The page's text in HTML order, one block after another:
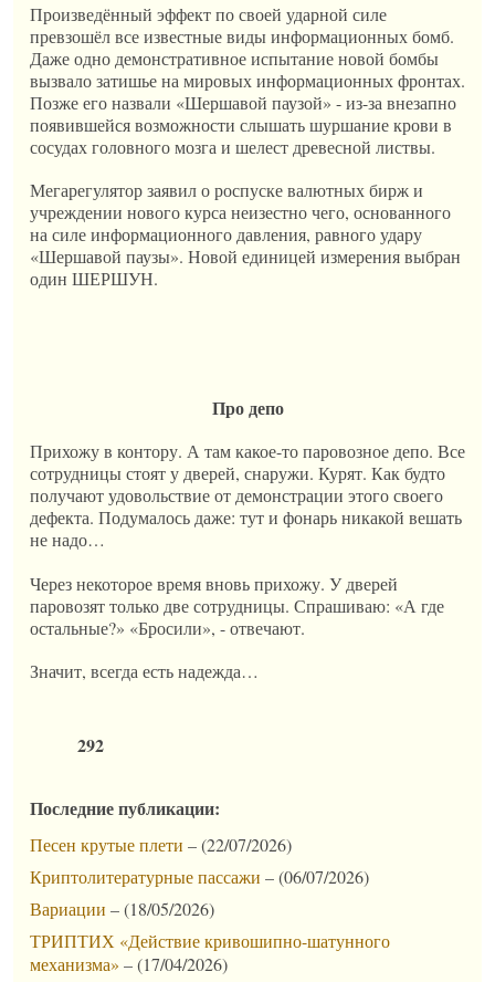
Произведённый эффект по своей ударной силе
превзошёл все известные виды информационных бомб.
Даже одно демонстративное испытание новой бомбы
вызвало затишье на мировых информационных фронтах.
Позже его назвали «Шершавой паузой» - из-за внезапно
появившейся возможности слышать шуршание крови в
сосудах головного мозга и шелест древесной листвы.
Мегарегулятор заявил о роспуске валютных бирж и
учреждении нового курса неизестно чего, основанного
на силе информационного давления, равного удару
«Шершавой паузы». Новой единицей измерения выбран
один ШЕРШУН.
Про депо
Прихожу в контору. А там какое-то паровозное депо. Все
сотрудницы стоят у дверей, снаружи. Курят. Как будто
получают удовольствие от демонстрации этого своего
дефекта. Подумалось даже: тут и фонарь никакой вешать
не надо…
Через некоторое время вновь прихожу. У дверей
паровозят только две сотрудницы. Спрашиваю: «А где
остальные?» «Бросили», - отвечают.
Значит, всегда есть надежда…
292
Последние публикации:
Песен крутые плети –(22/07/2026)
Криптолитературные пассажи –(06/07/2026)
Вариации –(18/05/2026)
ТРИПТИХ «Действие кривошипно-шатунного
механизма» –(17/04/2026)